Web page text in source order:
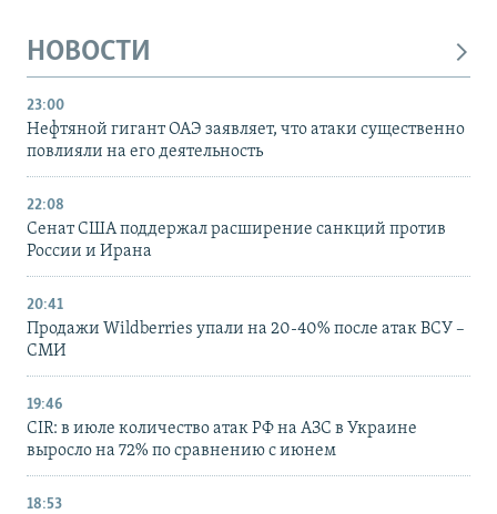
НОВОСТИ
23:00
Нефтяной гигант ОАЭ заявляет, что атаки существенно
повлияли на его деятельность
22:08
Сенат США поддержал расширение санкций против
России и Ирана
20:41
Продажи Wildberries упали на 20-40% после атак ВСУ –
СМИ
19:46
CIR: в июле количество атак РФ на АЗС в Украине
выросло на 72% по сравнению с июнем
18:53